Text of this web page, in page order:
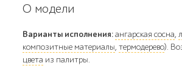
О модели
Варианты исполнения:ангарская сосна,
композитные материалы,термодерево).
цвета из палитры.